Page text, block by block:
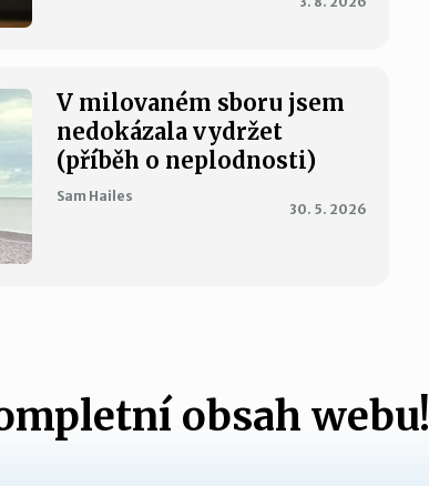
V milovaném sboru jsem
nedokázala vydržet
(příběh o neplodnosti)
Sam Hailes
30. 5. 2026
obsah webu!